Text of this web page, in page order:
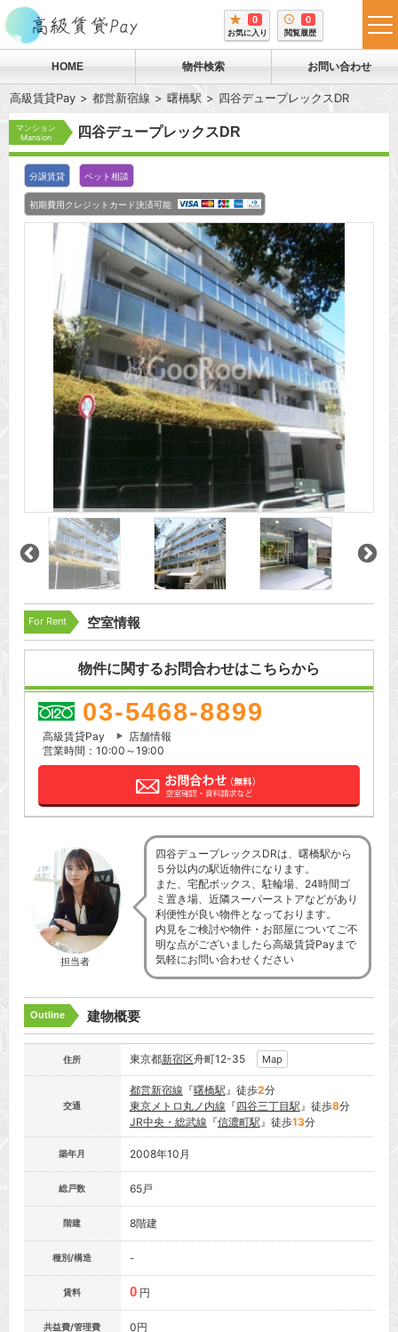
0
お気に入り
0
閲覧履歴
HOME 物件検索 お問い合わせ
高級賃貸Pay 都営新宿線 曙橋駅 四谷デュープレックスDR
マンション
Mansion
四谷デュープレックスDR
分譲賃貸 ペット相談
初期費用クレジットカード決済可能
For Rent 空室情報
物件に関するお問合わせはこちらから
03-5468-8899
高級賃貸Pay
店舗情報
営業時間：10:00～19:00
担当者
四谷デュープレックスDRは、曙橋駅から
５分以内の駅近物件になります。
また、宅配ボックス、駐輪場、24時間ゴ
ミ置き場、近隣スーパーストアなどがあり
利便性が良い物件となっております。
内見をご検討や物件・お部屋についてご不
明な点がございましたら高級賃貸Payまで
気軽にお問い合わせください
Outline 建物概要
住所 東京都新宿区舟町12-35 Map
交通
都営新宿線 『曙橋駅』徒歩2分
東京メトロ丸ノ内線 『四谷三丁目駅』徒歩8分
JR中央・総武線 『信濃町駅』徒歩13分
築年月 2008年10月
総戸数 65戸
階建 8階建
種別/構造 -
賃料 0 円
共益費/管理費 0円